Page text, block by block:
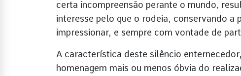
certa incompreensão perante o mundo,
interesse pelo que o rodeia, conservando a
impressionar, e sempre com vontade de
A característica deste silêncio
homenagem mais ou menos óbvia do